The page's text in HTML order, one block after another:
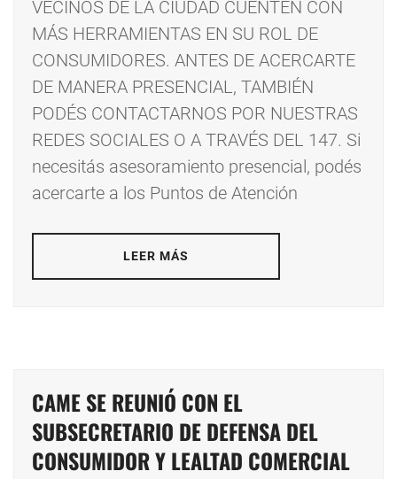
VECINOS DE LA CIUDAD CUENTEN CON
MÁS HERRAMIENTAS EN SU ROL DE
CONSUMIDORES. ANTES DE ACERCARTE
DE MANERA PRESENCIAL, TAMBIÉN
PODÉS CONTACTARNOS POR NUESTRAS
REDES SOCIALES O A TRAVÉS DEL 147. Si
necesitás asesoramiento presencial, podés
acercarte a los Puntos de Atención
LEER MÁS
CAME SE REUNIÓ CON EL
SUBSECRETARIO DE DEFENSA DEL
CONSUMIDOR Y LEALTAD COMERCIAL